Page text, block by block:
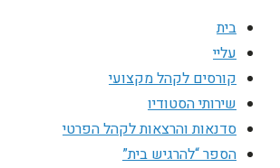
בית
עליי
קורסים לקהל מקצועי
שירותי הסטודיו
סדנאות והרצאות לקהל הפרטי
הספר “להרגיש בית”